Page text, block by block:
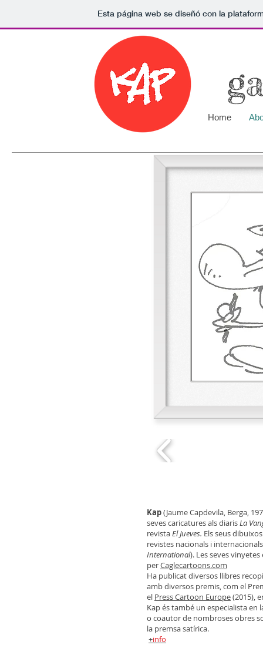
Esta página web se diseñó con la
Home
Kap(Jaume Capdevila, Berga,
seves caricatures als diarisLa
revistaEl Jueves. Els seus
revistes nacionals i
International). Les seves
perCaglecartoons.com
Ha publicat diversos llibres
amb diversos premis, com el
el Press Cartoon Europe(2015),
Kap és també un especialista en
o coautor de nombroses obres
la premsa satírica.
+info